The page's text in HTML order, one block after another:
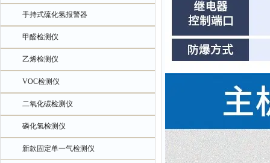
手持式硫化氢报警器
甲醛检测仪
乙烯检测仪
VOC检测仪
二氧化碳检测仪
磷化氢检测仪
新款固定单一气检测仪